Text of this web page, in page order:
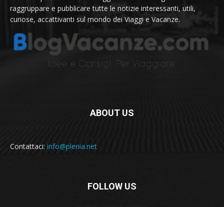
raggruppare e pubblicare tutte le notizie interessanti, utili,
curiose, accattivanti sul mondo dei Viaggi e Vacanze.
ABOUT US
Contattaci: info@plenia.net
FOLLOW US